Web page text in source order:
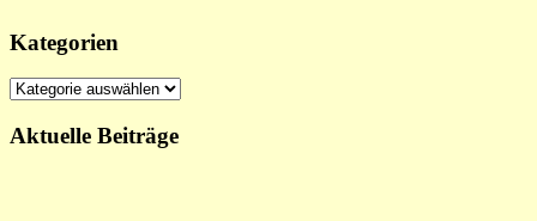
Kategorien
Kategorien
Aktuelle Beiträge